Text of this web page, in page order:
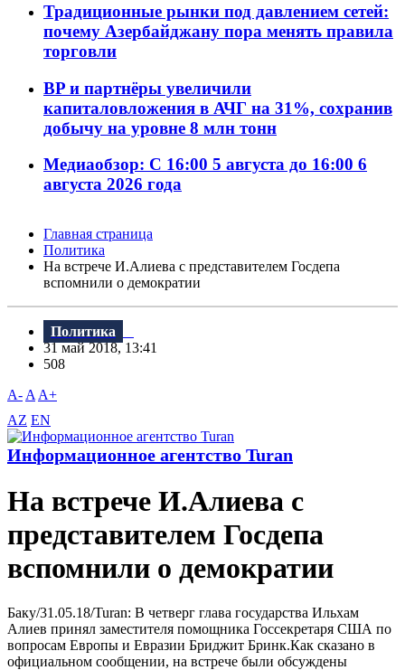
Традиционные рынки под давлением сетей:
почему Азербайджану пора менять правила
торговли
BP и партнёры увеличили
капиталовложения в АЧГ на 31%, сохранив
добычу на уровне 8 млн тонн
Медиаобзор: С 16:00 5 августа до 16:00 6
августа 2026 года
Главная страница
Политика
На встрече И.Алиева с представителем Госдепа
вспомнили о демократии
Политика
31 май 2018, 13:41
508
A- A A+
AZ EN
Информационное агентство Turan
На встрече И.Алиева с
представителем Госдепа
вспомнили о демократии
Баку/31.05.18/Turan: B четверг глава государства Ильхам
Алиев принял заместителя помощника Госсекретаря США по
вопросам Европы и Евразии Бриджит Бринк.Как сказано в
официальном сообщении, на встрече были обсуждены